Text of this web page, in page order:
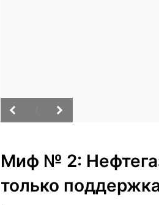
Миф № 2:
только